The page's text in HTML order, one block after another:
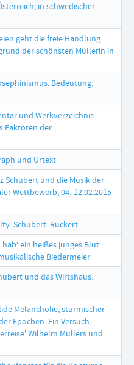
in schwedischer
geht die freie Handlung
der schönsten Müllerin in
Bedeutung,
und Werkverzeichnis.
Faktoren der
und Urtext
Schubert und die Musik der
Wettbewerb, 04.-12.02.2015
Schubert. Rückert
hab’ ein heißes junges Blut.
Biedermeier
und das Wirtshaus.
Melancholie, stürmischer
Epochen. Ein Versuch,
Wilhelm Müllers und